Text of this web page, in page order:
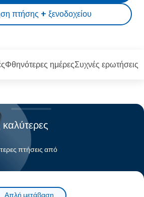
πτήσης + ξενοδοχείου
Φθηνότερες ημέρεςΣυχνές ερωτήσεις
καλύτερες
πτήσεις από
Απλή μετάβαση